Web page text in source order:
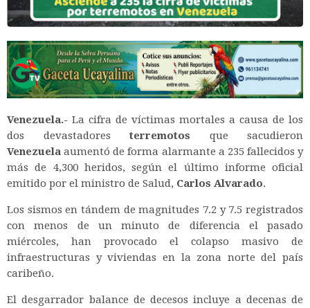
Venezuela.- La cifra de víctimas mortales a causa de los
dos devastadores terremotos que sacudieron
Venezuela aumentó de forma alarmante a 235 fallecidos y
más de 4,300 heridos, según el último informe oficial
emitido por el ministro de Salud, Carlos Alvarado.
Los sismos en tándem de magnitudes 7.2 y 7.5 registrados
con menos de un minuto de diferencia el pasado
miércoles, han provocado el colapso masivo de
infraestructuras y viviendas en la zona norte del país
caribeño.
El desgarrador balance de decesos incluye a decenas de